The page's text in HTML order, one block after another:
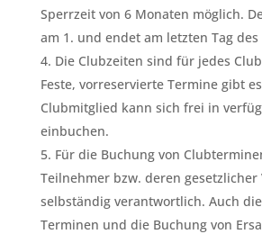
Sperrzeit von 6 Monaten möglich.
am 1. und endet am letzten Tag des
Die Clubzeiten sind für jedes
Feste, vorreservierte Termine gibt
Clubmitglied kann sich frei in
einbuchen.
Für die Buchung von
Teilnehmer bzw. deren
selbständig verantwortlich. Auch
Terminen und die Buchung von